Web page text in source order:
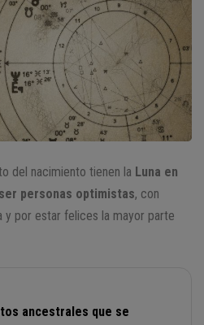
del nacimiento tienen la Luna en
personas optimistas, con
y por estar felices la mayor parte
ancestrales que se